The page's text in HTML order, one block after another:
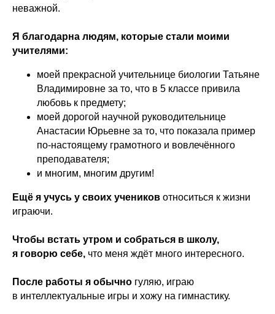
неважной.
Я благодарна людям, которые стали моими
учителями:
моей прекрасной учительнице биологии Татьяне
Владимировне за то, что в 5 классе привила
любовь к предмету;
моей дорогой научной руководительнице
Анастасии Юрьевне за то, что показала пример
по-настоящему грамотного и вовлечённого
преподавателя;
и многим, многим другим!
Ещё я учусь у своих учеников относиться к жизни
играючи.
Чтобы встать утром и собраться в школу,
я говорю себе, что меня ждёт много интересного.
После работы я обычно гуляю, играю
в интеллектуальные игры и хожу на гимнастику.